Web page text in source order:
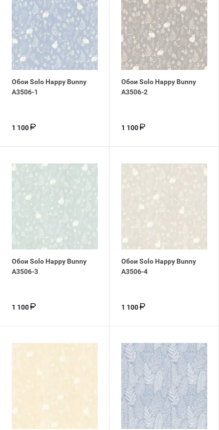
Обои Solo Happy Bunny
A3506-1
1 100
Обои Solo Happy Bunny
A3506-2
1 100
Обои Solo Happy Bunny
A3506-3
1 100
Обои Solo Happy Bunny
A3506-4
1 100